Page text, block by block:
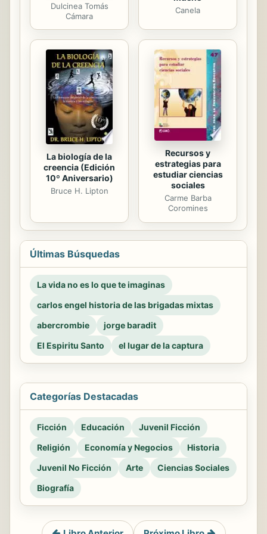
Dulcinea Tomás
Cámara
Canela
La biología de la
creencia (Edición
10º Aniversario)
Bruce H. Lipton
Recursos y
estrategias para
estudiar ciencias
sociales
Carme Barba
Coromines
Últimas Búsquedas
La vida no es lo que te imaginas
carlos engel historia de las brigadas mixtas
abercrombie
jorge baradit
El Espiritu Santo
el lugar de la captura
Categorías Destacadas
Ficción Educación
Juvenil Ficción
Religión
Economía y Negocios
Historia
Juvenil No Ficción
Arte
Ciencias Sociales
Biografía